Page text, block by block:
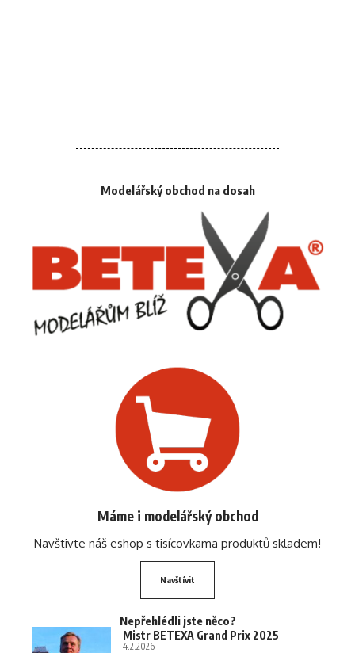
Modelářský obchod na dosah
Máme i modelářský obchod
Navštivte náš eshop s tisícovkama produktů skladem!
Navštívit
Nepřehlédli jste něco?
Mistr BETEXA Grand Prix 2025
4.2.2026